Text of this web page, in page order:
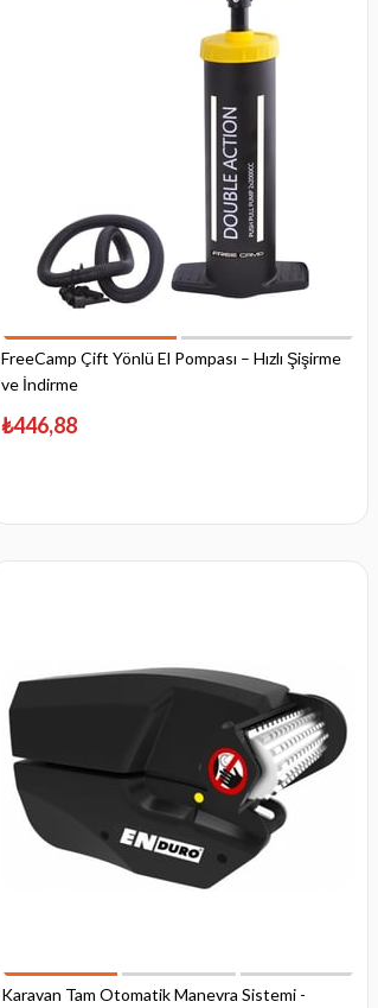
FreeCamp Çift Yönlü El Pompası – Hızlı Şişirme
ve İndirme
₺446,88
Karavan Tam Otomatik Manevra Sistemi -